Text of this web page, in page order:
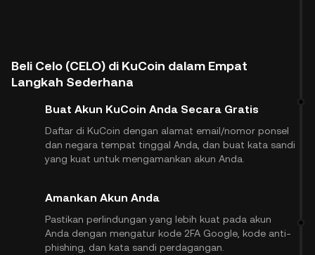
Beli Celo (CELO) di KuCoin dalam Empat
Langkah Sederhana
Buat Akun KuCoin Anda Secara Gratis
Daftar di KuCoin dengan alamat email/nomor ponsel
dan negara tempat tinggal Anda, dan buat kata sandi
yang kuat untuk mengamankan akun Anda.
Amankan Akun Anda
Pastikan perlindungan yang lebih kuat pada akun
Anda dengan mengatur kode 2FA Google, kode anti-
phishing, dan kata sandi perdagangan.